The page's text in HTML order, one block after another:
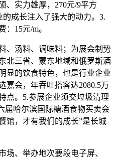
、实力雄厚，270元/9平方
成长注入了强大的动力。3.
：15元/m。
汤料、调味料；为展会制势
北三省、蒙东地域和俄罗斯酒
显的饮食特色，也是行业企业
嘉会，年吞吐搭客达2080.5万
点。5.参展企业须交垃圾清理
届哈尔滨国际糖酒食物买卖会
馆，才有我们的成长”是长城
、举办地次要段电子屏、